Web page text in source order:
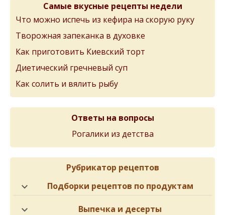
Самые вкусные рецепты недели
Что можно испечь из кефира на скорую руку
Творожная запеканка в духовке
Как приготовить Киевский торт
Диетический гречневый суп
Как солить и вялить рыбу
Ответы на вопросы
Рогалики из детства
Рубрикатор рецептов
Подборки рецептов по продуктам
Выпечка и десерты